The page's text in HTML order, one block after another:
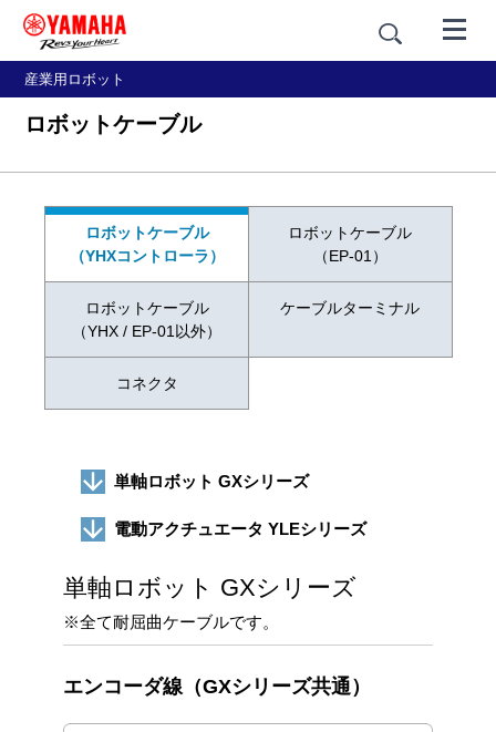
産業用ロボット
ロボットケーブル
ロボットケーブル
（YHXコントローラ）
ロボットケーブル
（EP-01）
ロボットケーブル
（YHX / EP-01以外）
ケーブルターミナル
コネクタ
単軸ロボット GXシリーズ
電動アクチュエータ YLEシリーズ
単軸ロボット GXシリーズ
※全て耐屈曲ケーブルです。
エンコーダ線（GXシリーズ共通）